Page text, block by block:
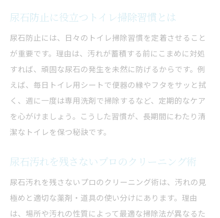
尿石防止に役立つトイレ掃除習慣とは
尿石防止には、日々のトイレ掃除習慣を定着させること
が重要です。理由は、汚れが蓄積する前にこまめに対処
すれば、頑固な尿石の発生を未然に防げるからです。例
えば、毎日トイレ用シートで便器の縁やフタをサッと拭
く、週に一度は専用洗剤で掃除するなど、定期的なケア
を心がけましょう。こうした習慣が、長期間にわたり清
潔なトイレを保つ秘訣です。
尿石汚れを残さないプロのクリーニング術
尿石汚れを残さないプロのクリーニング術は、汚れの見
極めと適切な薬剤・道具の使い分けにあります。理由
は、場所や汚れの性質によって最適な掃除法が異なるた